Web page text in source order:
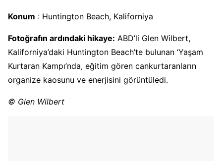
Konum : Huntington Beach, Kaliforniya
Fotoğrafın ardındaki hikaye: ABD’li Glen Wilbert,
Kaliforniya’daki Huntington Beach’te bulunan ‘Yaşam
Kurtaran Kampı’nda, eğitim gören cankurtaranların
organize kaosunu ve enerjisini görüntüledi.
© Glen Wilbert